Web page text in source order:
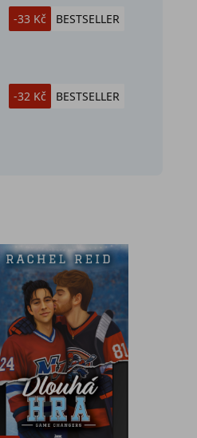
-33 Kč BESTSELLER
-32 Kč BESTSELLER